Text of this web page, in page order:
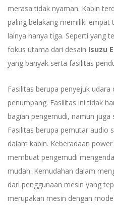
merasa tidak nyaman. Kabin
paling belakang memiliki
lainya hanya tiga. Seperti yang
fokus utama dari desain Isuzu
yang banyak serta fasilitas
Fasilitas berupa penyejuk udara
penumpang. Fasilitas ini tidak
bagian pengemudi, namun juga
Fasilitas berupa pemutar audio
dalam kabin. Keberadaan
membuat pengemudi
mudah. Kemudahan dalam
dari penggunaan mesin yang
merupakan mesin dengan